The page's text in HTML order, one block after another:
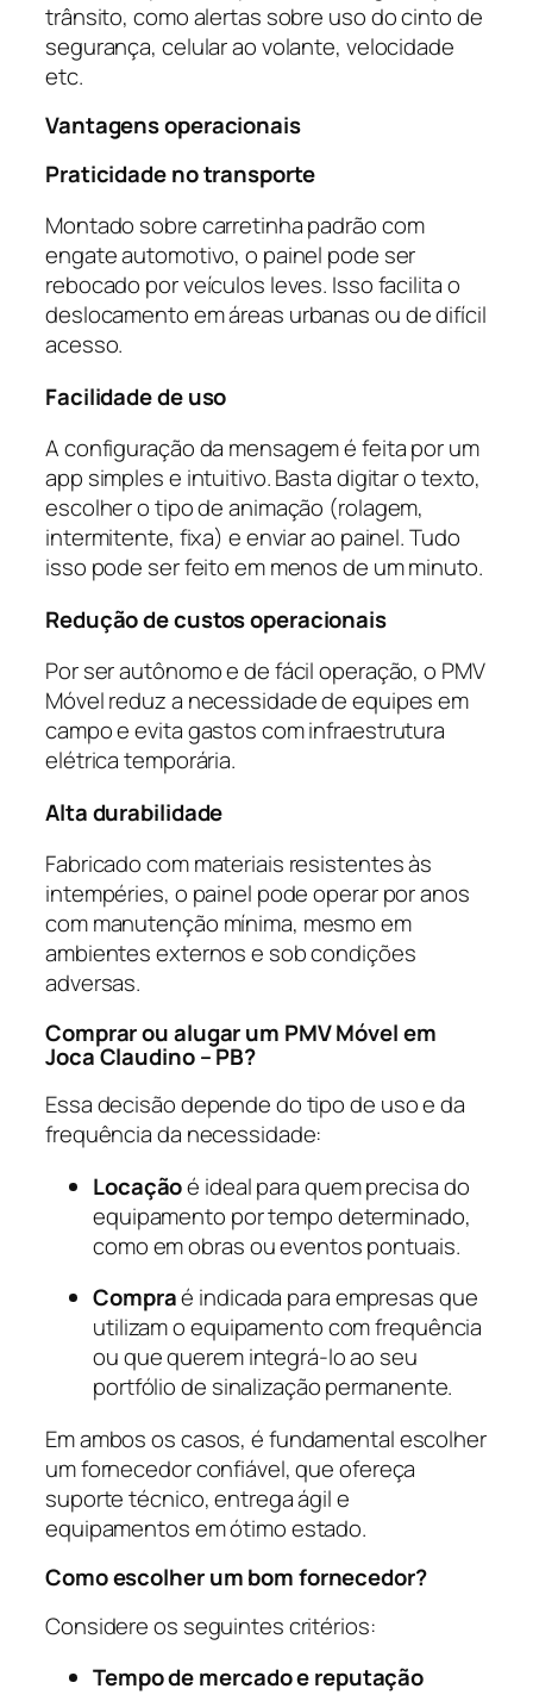
trânsito, como alertas sobre uso do cinto de
segurança, celular ao volante, velocidade
etc.
Vantagens operacionais
Praticidade no transporte
Montado sobre carretinha padrão com
engate automotivo, o painel pode ser
rebocado por veículos leves. Isso facilita o
deslocamento em áreas urbanas ou de difícil
acesso.
Facilidade de uso
A configuração da mensagem é feita por um
app simples e intuitivo. Basta digitar o texto,
escolher o tipo de animação (rolagem,
intermitente, fixa) e enviar ao painel. Tudo
isso pode ser feito em menos de um minuto.
Redução de custos operacionais
Por ser autônomo e de fácil operação, o PMV
Móvel reduz a necessidade de equipes em
campo e evita gastos com infraestrutura
elétrica temporária.
Alta durabilidade
Fabricado com materiais resistentes às
intempéries, o painel pode operar por anos
com manutenção mínima, mesmo em
ambientes externos e sob condições
adversas.
Comprar ou alugar um PMV Móvel em
Joca Claudino – PB?
Essa decisão depende do tipo de uso e da
frequência da necessidade:
Locaçãoé ideal para quem precisa do
equipamento por tempo determinado,
como em obras ou eventos pontuais.
Compraé indicada para empresas que
utilizam o equipamento com frequência
ou que querem integrá-lo ao seu
portfólio de sinalização permanente.
Em ambos os casos, é fundamental escolher
um fornecedor confiável, que ofereça
suporte técnico, entrega ágil e
equipamentos em ótimo estado.
Como escolher um bom fornecedor?
Considere os seguintes critérios:
Tempo de mercado e reputação